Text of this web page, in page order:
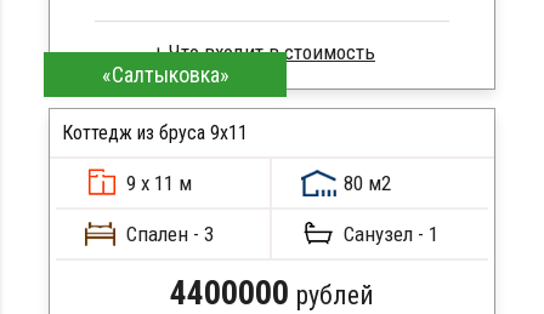
Брус камерной сушки
Стропила, балки 50х200 мм
Метизы, саморезы, гвозди
Сборка на березовые нагеля, джут
Металлические сваи 108 диаметр
ПОДРОБНЕЕ
«Салтыковка»
Коттедж из бруса 9х11
9 х 11 м 80 м2
Спален - 3 Санузел - 1
4400000 рублей